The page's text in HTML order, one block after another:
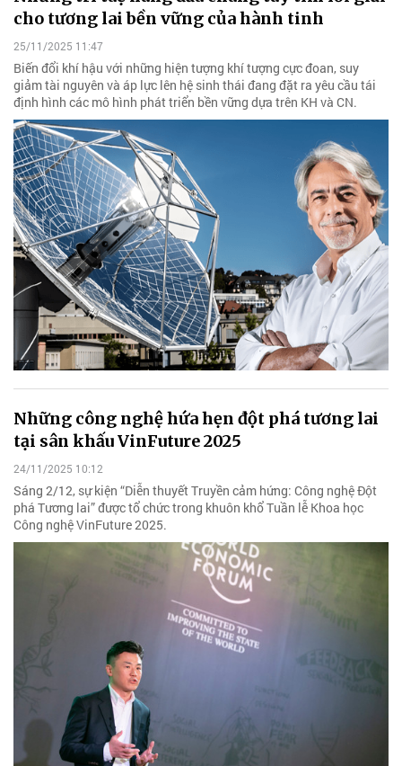
cho tương lai bền vững của hành tinh
25/11/2025 11:47
Biến đổi khí hậu với những hiện tượng khí tượng cực đoan, suy
giảm tài nguyên và áp lực lên hệ sinh thái đang đặt ra yêu cầu tái
định hình các mô hình phát triển bền vững dựa trên KH và CN.
Những công nghệ hứa hẹn đột phá tương lai
tại sân khấu VinFuture 2025
24/11/2025 10:12
Sáng 2/12, sự kiện “Diễn thuyết Truyền cảm hứng: Công nghệ Đột
phá Tương lai” được tổ chức trong khuôn khổ Tuần lễ Khoa học
Công nghệ VinFuture 2025.